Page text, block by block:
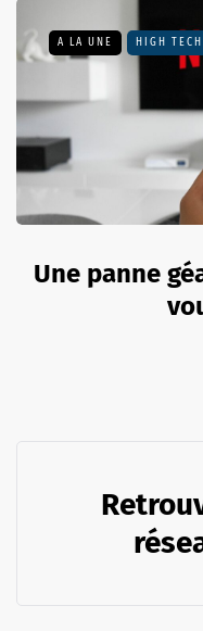
A LA UNE HIGH TECH
Une panne